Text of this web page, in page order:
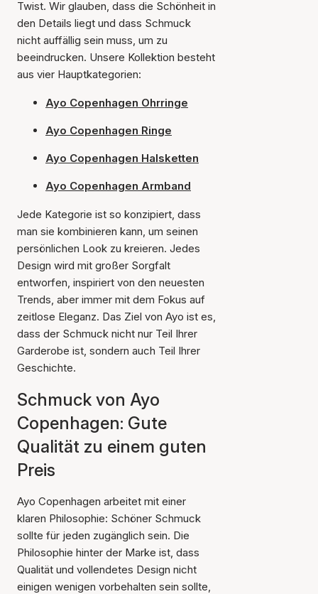
Twist. Wir glauben, dass die Schönheit in
den Details liegt und dass Schmuck
nicht auffällig sein muss, um zu
beeindrucken. Unsere Kollektion besteht
aus vier Hauptkategorien:
Ayo Copenhagen Ohrringe
Ayo Copenhagen Ringe
Ayo Copenhagen Halsketten
Ayo Copenhagen Armband
Jede Kategorie ist so konzipiert, dass
man sie kombinieren kann, um seinen
persönlichen Look zu kreieren. Jedes
Design wird mit großer Sorgfalt
entworfen, inspiriert von den neuesten
Trends, aber immer mit dem Fokus auf
zeitlose Eleganz. Das Ziel von Ayo ist es,
dass der Schmuck nicht nur Teil Ihrer
Garderobe ist, sondern auch Teil Ihrer
Geschichte.
Schmuck von Ayo
Copenhagen: Gute
Qualität zu einem guten
Preis
Ayo Copenhagen arbeitet mit einer
klaren Philosophie: Schöner Schmuck
sollte für jeden zugänglich sein. Die
Philosophie hinter der Marke ist, dass
Qualität und vollendetes Design nicht
einigen wenigen vorbehalten sein sollte,